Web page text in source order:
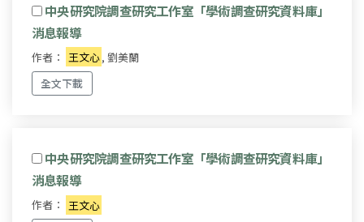
中央研究院調查研究工作室「學術調查研究資料庫」
消息報導
作者： 王文心, 劉美蘭
全文下載
中央研究院調查研究工作室「學術調查研究資料庫」
消息報導
作者：
王文心